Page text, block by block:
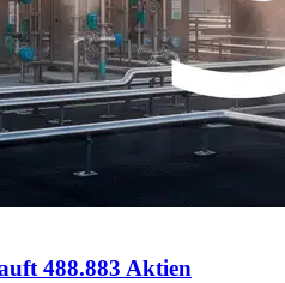
488.883 Aktien